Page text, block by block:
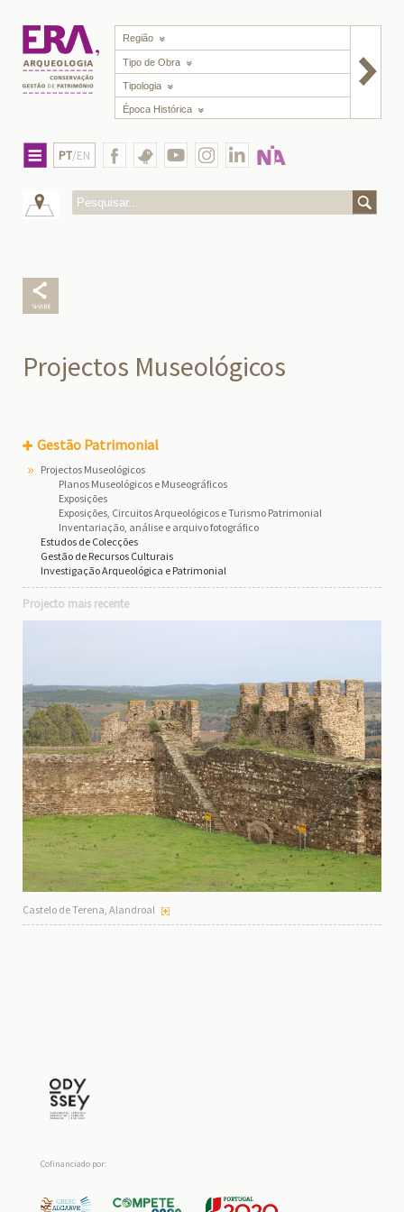
Região
Tipo de Obra
Tipologia
Época Histórica
PT/EN
Projectos Museológicos
Gestão Patrimonial
Projectos Museológicos
Planos Museológicos e Museográficos
Exposições
Exposições, Circuitos Arqueológicos e Turismo Patrimonial
Inventariação, análise e arquivo fotográfico
Estudos de Colecções
Gestão de Recursos Culturais
Investigação Arqueológica e Patrimonial
Projecto mais recente
Castelo de Terena, Alandroal
Cofinanciado por: